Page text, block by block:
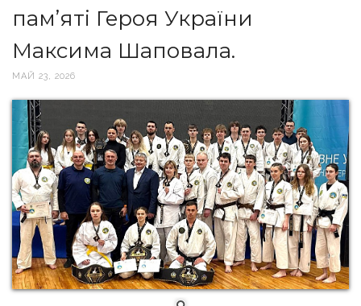
пам’яті Героя України
Максима Шаповала.
МАЙ 23, 2026